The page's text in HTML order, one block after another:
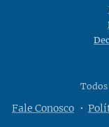
Todos
Fale Conosco